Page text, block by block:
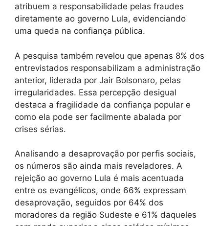
atribuem a responsabilidade pelas fraudes
diretamente ao governo Lula, evidenciando
uma queda na confiança pública.
A pesquisa também revelou que apenas 8% dos
entrevistados responsabilizam a administração
anterior, liderada por Jair Bolsonaro, pelas
irregularidades. Essa percepção desigual
destaca a fragilidade da confiança popular e
como ela pode ser facilmente abalada por
crises sérias.
Analisando a desaprovação por perfis sociais,
os números são ainda mais reveladores. A
rejeição ao governo Lula é mais acentuada
entre os evangélicos, onde 66% expressam
desaprovação, seguidos por 64% dos
moradores da região Sudeste e 61% daqueles